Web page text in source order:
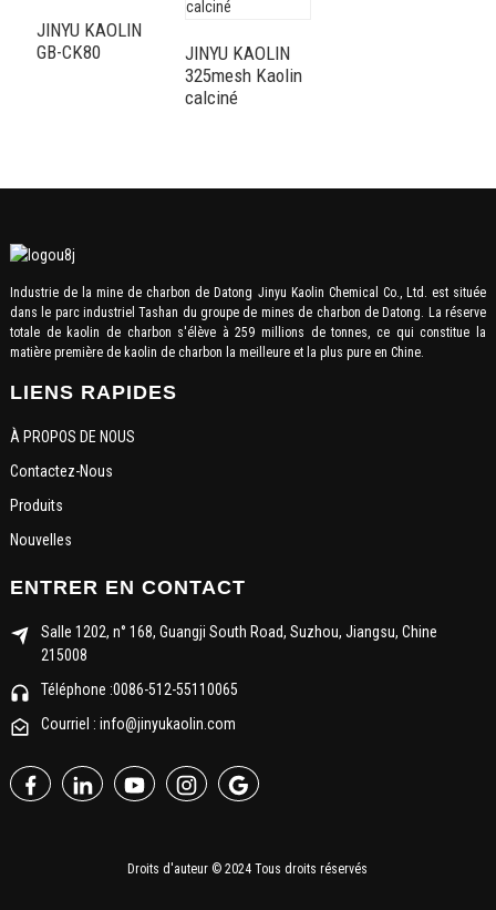
JINYU KAOLIN
GB-CK80
JINYU KAOLIN
325mesh Kaolin
calciné
Industrie de la mine de charbon de Datong Jinyu Kaolin Chemical Co., Ltd. est située
dans le parc industriel Tashan du groupe de mines de charbon de Datong. La réserve
totale de kaolin de charbon s'élève à 259 millions de tonnes, ce qui constitue la
matière première de kaolin de charbon la meilleure et la plus pure en Chine.
LIENS RAPIDES
À PROPOS DE NOUS
Contactez-Nous
Produits
Nouvelles
ENTRER EN CONTACT
Salle 1202, n° 168, Guangji South Road, Suzhou, Jiangsu, Chine
215008
Téléphone :0086-512-55110065
Courriel : info@jinyukaolin.com
Droits d'auteur © 2024 Tous droits réservés